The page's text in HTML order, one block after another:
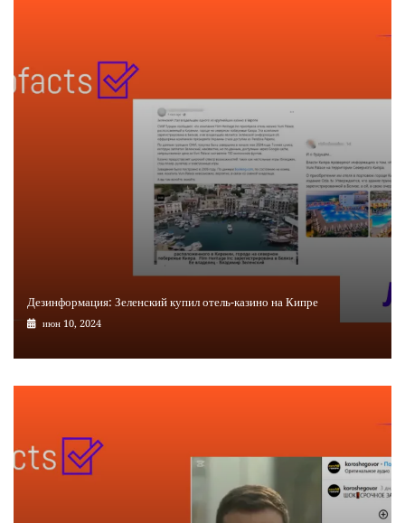
Дезинформация: Зеленский купил отель-казино на Кипре
июн 10, 2024